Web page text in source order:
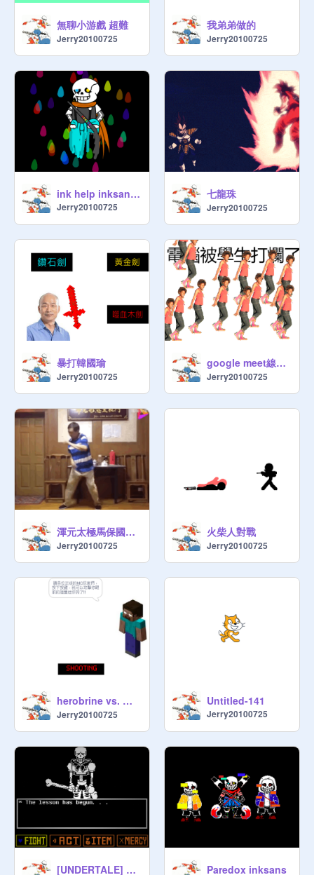
無聊小游戲 超難
Jerry20100725
我弟弟做的
Jerry20100725
ink help inksans ?
Jerry20100725
七龍珠
Jerry20100725
暴打韓國瑜
Jerry20100725
google meet線上教學
Jerry20100725
渾元太極馬保國閃電五連鞭！我阿嬤看完50年的抑鬱症都好了！#閃電五連鞭
Jerry20100725
火柴人對戰
Jerry20100725
herobrine vs. 迷你狗!!
Jerry20100725
Untitled-141
Jerry20100725
[UNDERTALE] Revenge The Unseen Ending (Simulator) remix-2 Paredox inksans